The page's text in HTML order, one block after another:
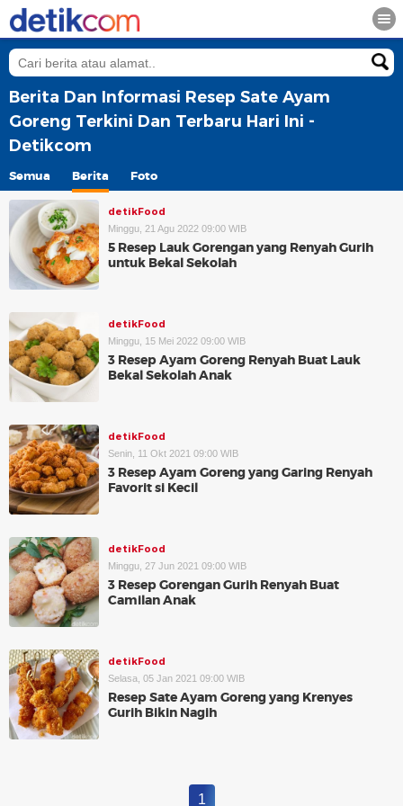
Berita Dan Informasi Resep Sate Ayam
Goreng Terkini Dan Terbaru Hari Ini -
Detikcom
Semua Berita Foto
detikFood
Minggu, 21 Agu 2022 09:00 WIB
5 Resep Lauk Gorengan yang Renyah Gurih
untuk Bekal Sekolah
detikFood
Minggu, 15 Mei 2022 09:00 WIB
3 Resep Ayam Goreng Renyah Buat Lauk
Bekal Sekolah Anak
detikFood
Senin, 11 Okt 2021 09:00 WIB
3 Resep Ayam Goreng yang Garing Renyah
Favorit si Kecil
detikFood
Minggu, 27 Jun 2021 09:00 WIB
3 Resep Gorengan Gurih Renyah Buat
Camilan Anak
detikFood
Selasa, 05 Jan 2021 09:00 WIB
Resep Sate Ayam Goreng yang Krenyes
Gurih Bikin Nagih
1